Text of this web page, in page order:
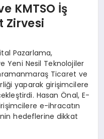
KMTSO İş
Zirvesi
Pazarlama,
Yeni Nesil Teknolojiler
Ticaret ve
yaparak girişimcilere
Hasan Önal, E-
e-ihracatın
hedeflerine dikkat